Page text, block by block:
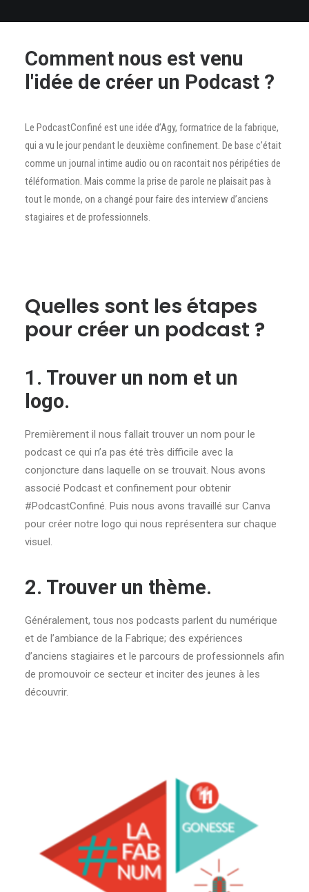
Comment nous est venu
l'idée de créer un Podcast ?
Le PodcastConfiné est une idée d’Agy, formatrice de la fabrique,
qui a vu le jour pendant le deuxième confinement. De base c’était
comme un journal intime audio ou on racontait nos péripéties de
téléformation. Mais comme la prise de parole ne plaisait pas à
tout le monde, on a changé pour faire des interview d’anciens
stagiaires et de professionnels.
Quelles sont les étapes
pour créer un podcast ?
1. Trouver un nom et un
logo.
Premièrement il nous fallait trouver un nom pour le
podcast ce qui n’a pas été très difficile avec la
conjoncture dans laquelle on se trouvait. Nous avons
associé Podcast et confinement pour obtenir
#PodcastConfiné. Puis nous avons travaillé sur Canva
pour créer notre logo qui nous représentera sur chaque
visuel.
2. Trouver un thème.
Généralement, tous nos podcasts parlent du numérique
et de l’ambiance de la Fabrique; des expériences
d’anciens stagiaires et le parcours de professionnels afin
de promouvoir ce secteur et inciter des jeunes à les
découvrir.